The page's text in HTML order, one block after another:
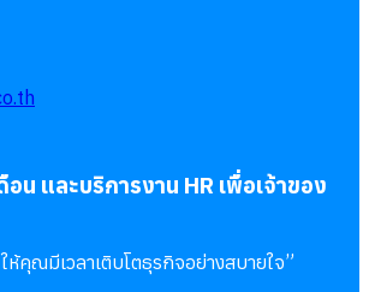
อน และบริการงาน HR เพื่อเจ้าของ
ห้คุณมีเวลาเติบโตธุรกิจอย่างสบายใจ”